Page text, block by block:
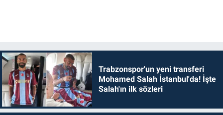
Trabzonspor'un yeni transferi
Mohamed Salah İstanbul'da! İşte
Salah'ın ilk sözleri